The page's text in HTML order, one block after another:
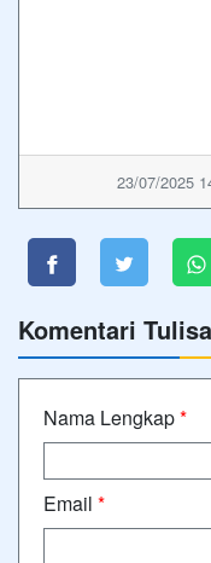
23/07/2025
Komentari
Nama Lengkap*
Email *